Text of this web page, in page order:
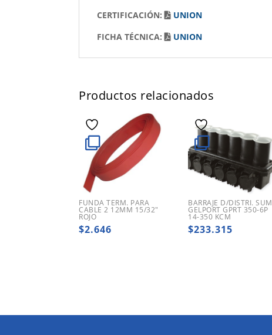
CERTIFICACIÓN:
UNION
FICHA TÉCNICA:
UNION
Productos relacionados
FUNDA TERM. PARA
CABLE 2 12MM 15/32″
ROJO
$2.646
BARRAJE D/DISTRI. SUM
GELPORT GPRT 350-6P
14-350 KCM
$233.315